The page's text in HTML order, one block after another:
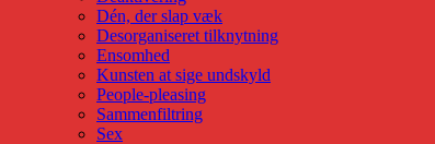
Dén, der slap væk
Desorganiseret tilknytning
Ensomhed
Kunsten at sige undskyld
People-pleasing
Sammenfiltring
Sex